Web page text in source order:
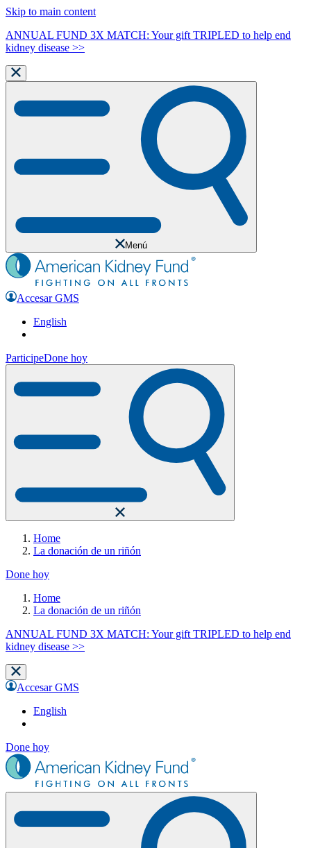
Skip to main content
ANNUAL FUND 3X MATCH: Your gift TRIPLED to help end
kidney disease >>
Menú
Accesar GMS
English
ParticipeDone hoy
Home
La donación de un riñón
Done hoy
Home
La donación de un riñón
ANNUAL FUND 3X MATCH: Your gift TRIPLED to help end
kidney disease >>
Accesar GMS
English
Done hoy